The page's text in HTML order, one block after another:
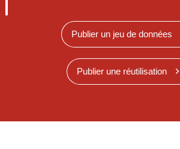
Publier un jeu de données
Publier une réutilisation